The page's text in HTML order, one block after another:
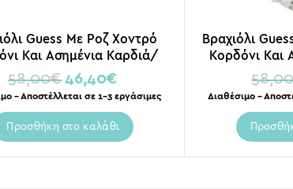
Guess Με Ροζ Χοντρό
Και Ασημένια Καρδιά/
Ροζ Γράμματα
58,00€ 46,40€
– Αποστέλλεται σε 1-3 εργάσιμες
Προσθήκη στο καλάθι
Βραχιόλι
Κορδόνι Και
Διαθέσιμο –